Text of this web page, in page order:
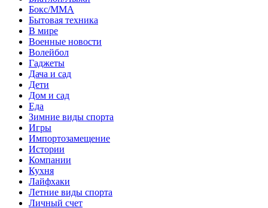
Бокс/MMA
Бытовая техника
В мире
Военные новости
Волейбол
Гаджеты
Дача и сад
Дети
Дом и сад
Еда
Зимние виды спорта
Игры
Импортозамещение
Истории
Компании
Кухня
Лайфхаки
Летние виды спорта
Личный счет